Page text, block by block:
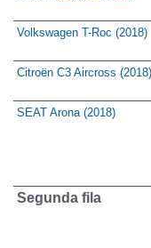
Volkswagen T-Roc (2018)
Citroën C3 Aircross (2018)
SEAT Arona (2018)
Segunda fila